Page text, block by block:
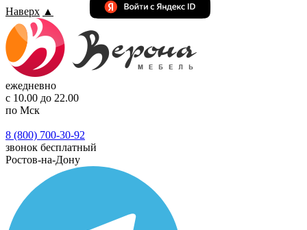
Наверх ▲
ежедневно
с 10.00 до 22.00
по Мск
8 (800) 700-30-92
звонок бесплатный
Ростов-на-Дону